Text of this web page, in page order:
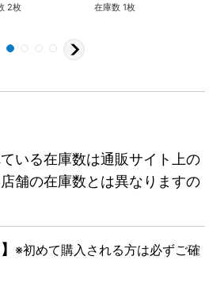
2枚 在庫数 1枚
いる在庫数は通販サイト上の
舗の在庫数とは異なりますの
※初めて購入される方は必ずご確